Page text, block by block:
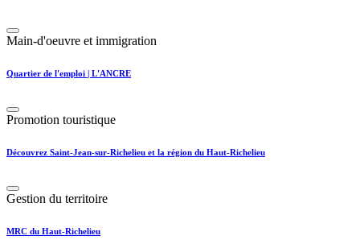
Main-d'oeuvre et immigration
Quartier de l'emploi | L'ANCRE
Promotion touristique
Découvrez Saint-Jean-sur-Richelieu et la région du Haut-Richelieu
Gestion du territoire
MRC du Haut-Richelieu